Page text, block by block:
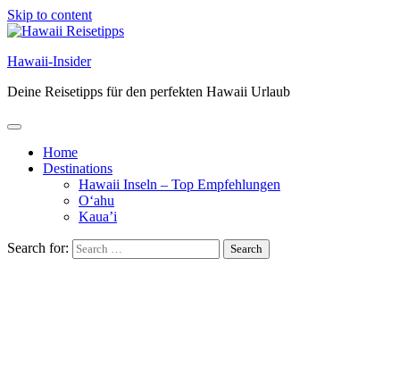
Skip to content
Hawaii-Insider
Deine Reisetipps für den perfekten Hawaii Urlaub
Home
Destinations
Hawaii Inseln – Top Empfehlungen
O‘ahu
Kaua’i
Search for: